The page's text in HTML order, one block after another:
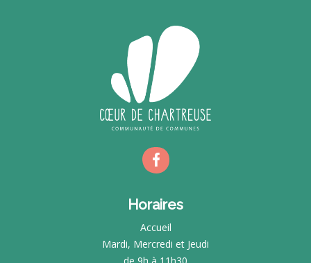
Horaires
Accueil
Mardi, Mercredi et Jeudi